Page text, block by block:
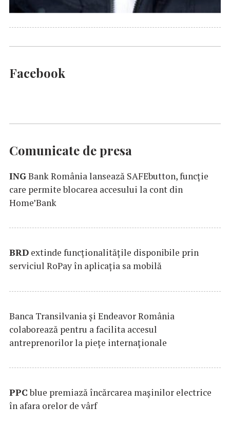
Facebook
Comunicate de presa
INGBank România lansează SAFEbutton, funcţie
care permite blocarea accesului la cont din
Home’Bank
BRD extinde funcţionalităţile disponibile prin
serviciul RoPay în aplicaţia sa mobilă
Banca Transilvania şi Endeavor România
colaborează pentru a facilita accesul
antreprenorilor la pieţe internaţionale
PPCblue premiază încărcarea maşinilor electrice
în afara orelor de vârf